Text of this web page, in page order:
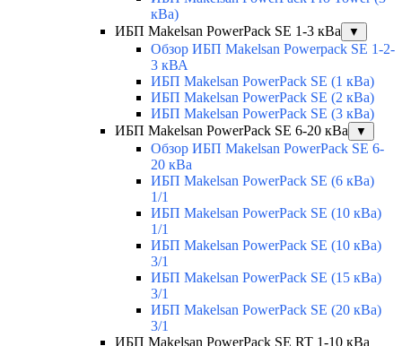
кВа)
ИБП Makelsan PowerPack SE 1-3 кВа
▼
Обзор ИБП Makelsan Powerpack SE 1-2-
3 кВА
ИБП Makelsan PowerPack SE (1 кВа)
ИБП Makelsan PowerPack SE (2 кВа)
ИБП Makelsan PowerPack SE (3 кВа)
ИБП Makelsan PowerPack SE 6-20 кВа
▼
Обзор ИБП Makelsan PowerPack SE 6-
20 кВа
ИБП Makelsan PowerPack SE (6 кВа)
1/1
ИБП Makelsan PowerPack SE (10 кВа)
1/1
ИБП Makelsan PowerPack SE (10 кВа)
3/1
ИБП Makelsan PowerPack SE (15 кВа)
3/1
ИБП Makelsan PowerPack SE (20 кВа)
3/1
ИБП Makelsan PowerPack SE RT 1-10 кВа